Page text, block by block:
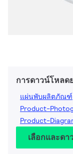
การดาวน์โหลด
แผ่นพับผลิตภัณฑ์
Product-
Product-
เลือกและด